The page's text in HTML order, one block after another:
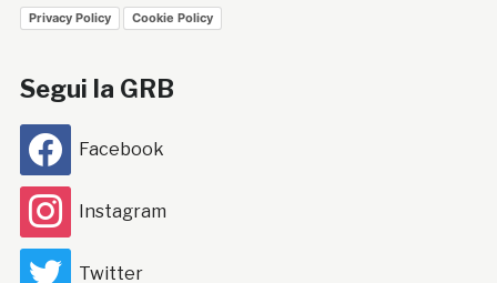
Privacy Policy Cookie Policy
Segui la GRB
Facebook
Instagram
Twitter